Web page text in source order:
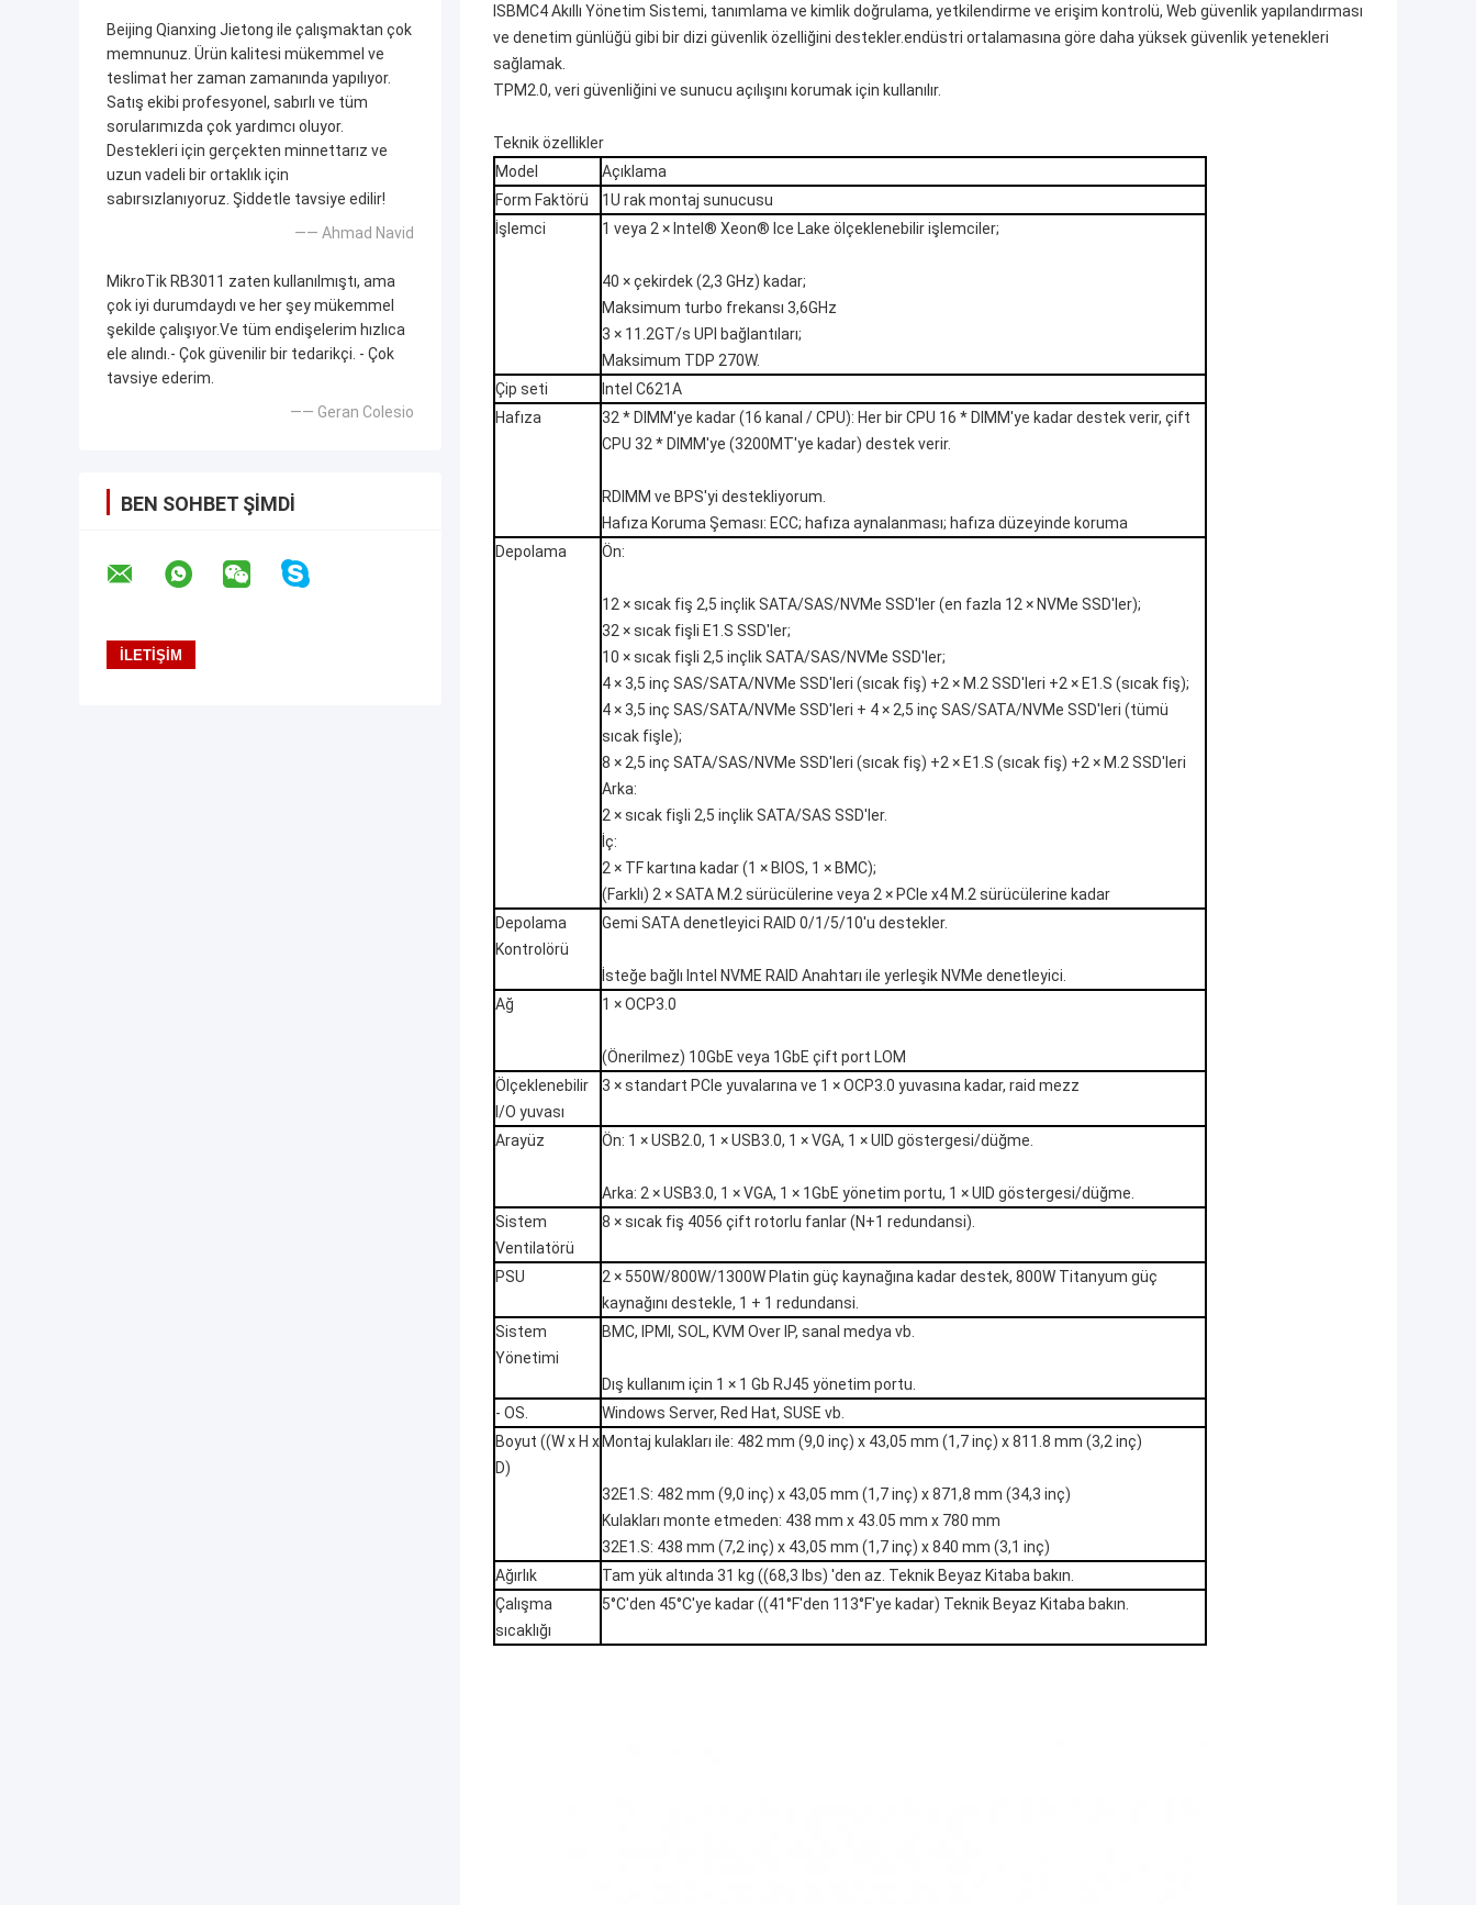
Beijing Qianxing Jietong ile çalışmaktan çok
memnunuz. Ürün kalitesi mükemmel ve
teslimat her zaman zamanında yapılıyor.
Satış ekibi profesyonel, sabırlı ve tüm
sorularımızda çok yardımcı oluyor.
Destekleri için gerçekten minnettarız ve
uzun vadeli bir ortaklık için
sabırsızlanıyoruz. Şiddetle tavsiye edilir!
—— Ahmad Navid
MikroTik RB3011 zaten kullanılmıştı, ama
çok iyi durumdaydı ve her şey mükemmel
şekilde çalışıyor.Ve tüm endişelerim hızlıca
ele alındı.- Çok güvenilir bir tedarikçi. - Çok
tavsiye ederim.
—— Geran Colesio
BEN SOHBET ŞIMDI
ISBMC4 Akıllı Yönetim Sistemi, tanımlama ve kimlik doğrulama, yetkilendirme ve erişim kontrolü, Web güvenlik yapılandırması
ve denetim günlüğü gibi bir dizi güvenlik özelliğini destekler.endüstri ortalamasına göre daha yüksek güvenlik yetenekleri
sağlamak.
TPM2.0, veri güvenliğini ve sunucu açılışını korumak için kullanılır.
Teknik özellikler
Model
Açıklama
Form Faktörü
1U rak montaj sunucusu
İşlemci
1 veya 2 × Intel® Xeon® Ice Lake ölçeklenebilir işlemciler;
40 × çekirdek (2,3 GHz) kadar;
Maksimum turbo frekansı 3,6GHz
3 × 11.2GT/s UPI bağlantıları;
Maksimum TDP 270W.
Çip seti
Intel C621A
Hafıza
32 * DIMM'ye kadar (16 kanal / CPU): Her bir CPU 16 * DIMM'ye kadar destek verir, çift
CPU 32 * DIMM'ye (3200MT'ye kadar) destek verir.
RDIMM ve BPS'yi destekliyorum.
Hafıza Koruma Şeması: ECC; hafıza aynalanması; hafıza düzeyinde koruma
Depolama
Ön:
12 × sıcak fiş 2,5 inçlik SATA/SAS/NVMe SSD'ler (en fazla 12 × NVMe SSD'ler);
32 × sıcak fişli E1.S SSD'ler;
10 × sıcak fişli 2,5 inçlik SATA/SAS/NVMe SSD'ler;
4 × 3,5 inç SAS/SATA/NVMe SSD'leri (sıcak fiş) +2 × M.2 SSD'leri +2 × E1.S (sıcak fiş);
4 × 3,5 inç SAS/SATA/NVMe SSD'leri + 4 × 2,5 inç SAS/SATA/NVMe SSD'leri (tümü
sıcak fişle);
8 × 2,5 inç SATA/SAS/NVMe SSD'leri (sıcak fiş) +2 × E1.S (sıcak fiş) +2 × M.2 SSD'leri
Arka:
2 × sıcak fişli 2,5 inçlik SATA/SAS SSD'ler.
İç:
2 × TF kartına kadar (1 × BIOS, 1 × BMC);
(Farklı) 2 × SATA M.2 sürücülerine veya 2 × PCIe x4 M.2 sürücülerine kadar
Depolama
Kontrolörü
Gemi SATA denetleyici RAID 0/1/5/10'u destekler.
İsteğe bağlı Intel NVME RAID Anahtarı ile yerleşik NVMe denetleyici.
Ağ
1 × OCP3.0
(Önerilmez) 10GbE veya 1GbE çift port LOM
Ölçeklenebilir
I/O yuvası
3 × standart PCIe yuvalarına ve 1 × OCP3.0 yuvasına kadar, raid mezz
Arayüz Ön: 1 × USB2.0, 1 × USB3.0, 1 × VGA, 1 × UID göstergesi/düğme.
Arka: 2 × USB3.0, 1 × VGA, 1 × 1GbE yönetim portu, 1 × UID göstergesi/düğme.
Sistem
Ventilatörü
8 × sıcak fiş 4056 çift rotorlu fanlar (N+1 redundansi).
PSU
2 × 550W/800W/1300W Platin güç kaynağına kadar destek, 800W Titanyum güç
kaynağını destekle, 1 + 1 redundansi.
Sistem
Yönetimi
BMC, IPMI, SOL, KVM Over IP, sanal medya vb.
Dış kullanım için 1 × 1 Gb RJ45 yönetim portu.
- OS.
Windows Server, Red Hat, SUSE vb.
Boyut ((W x H x
D)
Montaj kulakları ile: 482 mm (9,0 inç) x 43,05 mm (1,7 inç) x 811.8 mm (3,2 inç)
32E1.S: 482 mm (9,0 inç) x 43,05 mm (1,7 inç) x 871,8 mm (34,3 inç)
Kulakları monte etmeden: 438 mm x 43.05 mm x 780 mm
32E1.S: 438 mm (7,2 inç) x 43,05 mm (1,7 inç) x 840 mm (3,1 inç)
Ağırlık
Tam yük altında 31 kg ((68,3 lbs) 'den az. Teknik Beyaz Kitaba bakın.
Çalışma
sıcaklığı
5°C'den 45°C'ye kadar ((41°F'den 113°F'ye kadar) Teknik Beyaz Kitaba bakın.